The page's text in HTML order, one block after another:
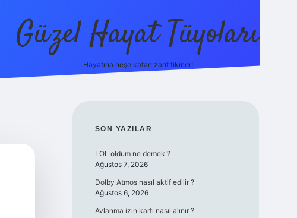
Güzel Hayat Tüyoları
Hayatına neşe katan zarif fikirler!
SIDEBAR
SON YAZILAR
LOL oldum ne demek ?
Ağustos 7, 2026
Dolby Atmos nasıl aktif edilir ?
Ağustos 6, 2026
Avlanma izin kartı nasıl alınır ?